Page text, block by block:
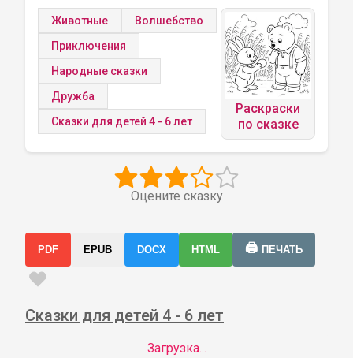
Животные
Волшебство
Приключения
Народные сказки
Дружба
Сказки для детей 4 - 6 лет
Раскраски
по сказке
Оцените сказку
PDF EPUB DOCX HTML 🖨️ ПЕЧАТЬ
Сказки для детей 4 - 6 лет
Загрузка...